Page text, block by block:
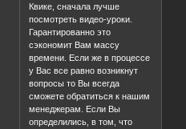
Квике, сначала лучше
посмотреть видео-уроки.
Гарантированно это
сэкономит Вам массу
времени. Если же в процессе
у Вас все равно возникнут
вопросы то Вы всегда
сможете обратиться к нашим
менеджерам. Если Вы
определились, в том, что